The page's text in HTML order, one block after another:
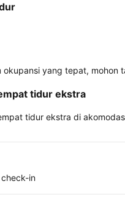
yang tepat,
tidur ekstra
tidur ekstra di
in